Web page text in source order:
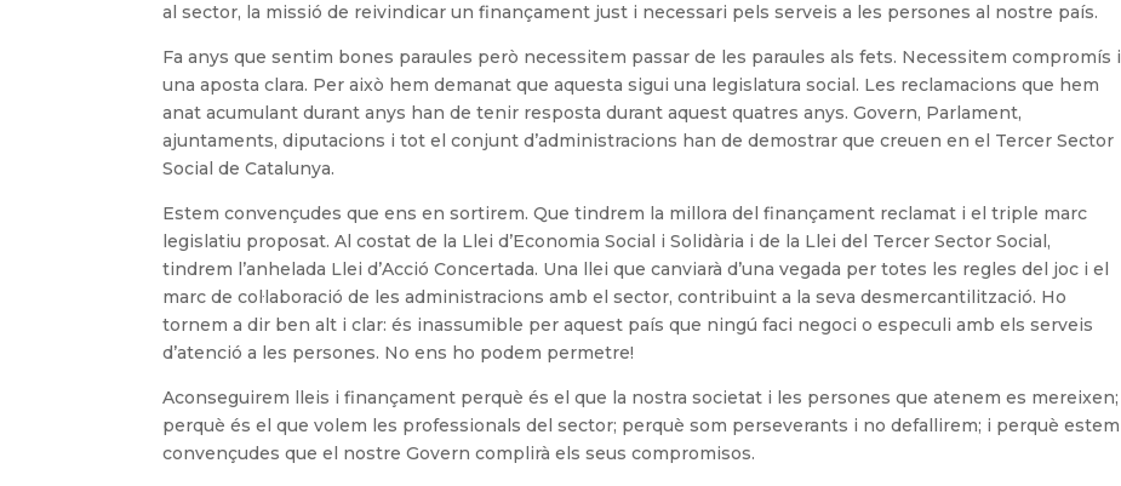
al sector, la missió de reivindicar un finançament just i necessari pels serveis a les persones al nostre país.
Fa anys que sentim bones paraules però necessitem passar de les paraules als fets. Necessitem compromís i
una aposta clara. Per això hem demanat que aquesta sigui una legislatura social. Les reclamacions que hem
anat acumulant durant anys han de tenir resposta durant aquest quatres anys. Govern, Parlament,
ajuntaments, diputacions i tot el conjunt d’administracions han de demostrar que creuen en el Tercer Sector
Social de Catalunya.
Estem convençudes que ens en sortirem. Que tindrem la millora del finançament reclamat i el triple marc
legislatiu proposat. Al costat de la Llei d’Economia Social i Solidària i de la Llei del Tercer Sector Social,
tindrem l’anhelada Llei d’Acció Concertada. Una llei que canviarà d’una vegada per totes les regles del joc i el
marc de col·laboració de les administracions amb el sector, contribuint a la seva desmercantilització. Ho
tornem a dir ben alt i clar: és inassumible per aquest país que ningú faci negoci o especuli amb els serveis
d’atenció a les persones. No ens ho podem permetre!
Aconseguirem lleis i finançament perquè és el que la nostra societat i les persones que atenem es mereixen;
perquè és el que volem les professionals del sector; perquè som perseverants i no defallirem; i perquè estem
convençudes que el nostre Govern complirà els seus compromisos.